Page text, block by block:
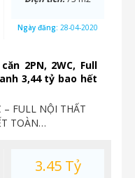
2PN, 2WC, Full
3,44 tỷ bao hết
– FULL NỘI THẤT
TOÀN…
Ngày đăng: 28-04-2020
3.45 Tỷ